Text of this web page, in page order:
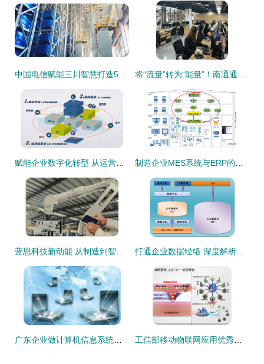
中国电信赋能三川智慧打造5G+全连接工厂,探索“数智”之路 将“流量”转为“能量”！南通通州家纺电商占全国零售额50%以上，企业信息系统集成服务引领转型
赋能企业数字化转型 从运营端到设备端的全面集成与系统实施能力 制造企业MES系统与ERP的集成 信息化建设的关键路径
蓝思科技新动能 从制造到智造的企业信息系统集成服务 打通企业数据经络 深度解析DCS与ERP集成应用解决方案
广东企业做计算机信息系统集成资质认证的4大原因 工信部移动物联网应用优秀案例集锦 治理智能化篇2/2——信息化企业信息系统集成服务新范式